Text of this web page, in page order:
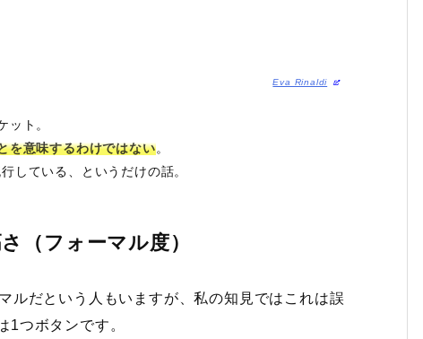
Eva Rinaldi
ット。
を意味するわけではない。
している、というだけの話。
（フォーマル度）
ルだという人もいますが、私の知見ではこれは誤
1つボタンです。